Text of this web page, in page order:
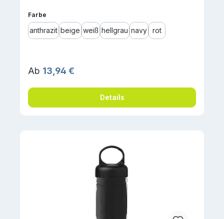
Farbe
anthrazit beige weiß hellgrau navy rot
Regulärer Preis:
Ab 13,94 €
Details